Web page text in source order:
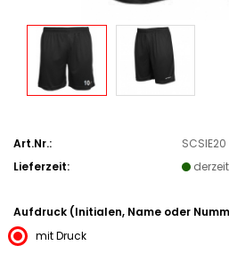
Art.Nr.:
SCSIE20
Lieferzeit:
Aufdruck (Initialen, Name oder
mit Druck